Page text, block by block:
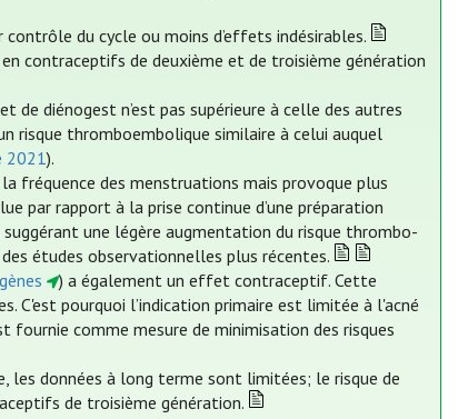
du cycle ou moins d’effets indésirables.
contraceptifs de deuxième et de troisième génération
diénogest n’est pas supérieure à celle des autres
risque thromboembolique similaire à celui auquel
2021).
la fréquence des menstruations mais provoque plus
par rapport à la prise continue d’une préparation
une légère augmentation du risque thrombo-
études observationnelles plus récentes.
) a également un effet contraceptif. Cette
C'est pourquoi l’indication primaire est limitée à l'acné
fournie comme mesure de minimisation des risques
les données à long terme sont limitées; le risque de
de troisième génération.